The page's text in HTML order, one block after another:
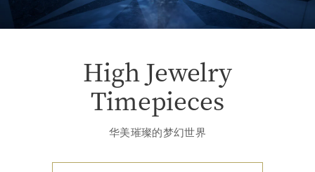
High Jewelry
Timepieces
华美璀璨的梦幻世界